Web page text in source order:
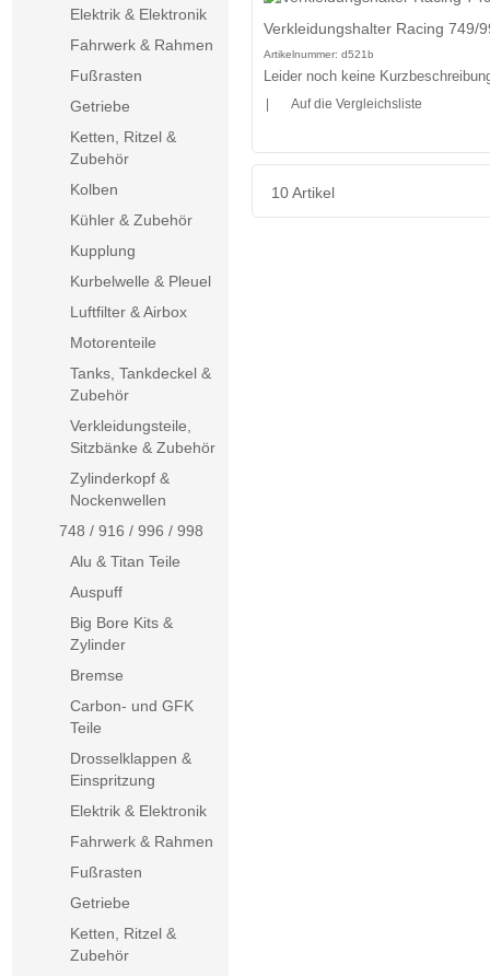
Verkleidungshalter Racing 749/
Artikelnummer: d521b
Leider noch keine
Auf die Vergleichsliste
10 Artikel
Elektrik & Elektronik
Fahrwerk & Rahmen
Fußrasten
Getriebe
Ketten, Ritzel &
Zubehör
Kolben
Kühler & Zubehör
Kupplung
Kurbelwelle & Pleuel
Luftfilter & Airbox
Motorenteile
Tanks, Tankdeckel &
Zubehör
Verkleidungsteile,
Sitzbänke & Zubehör
Zylinderkopf &
Nockenwellen
748 / 916 / 996 / 998
Alu & Titan Teile
Auspuff
Big Bore Kits &
Zylinder
Bremse
Carbon- und GFK
Teile
Drosselklappen &
Einspritzung
Elektrik & Elektronik
Fahrwerk & Rahmen
Fußrasten
Getriebe
Ketten, Ritzel &
Zubehör